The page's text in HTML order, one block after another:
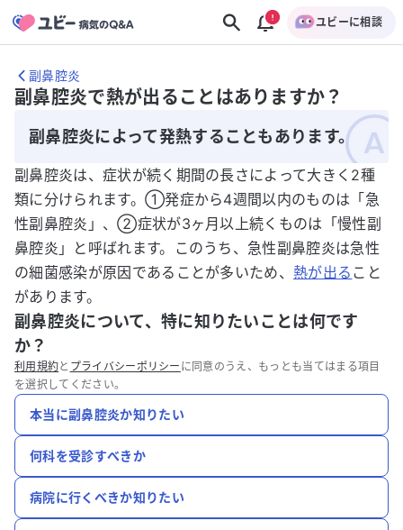
ユビーに相談
副鼻腔炎
副鼻腔炎で熱が出ることはありますか？
副鼻腔炎によって発熱することもあります。
副鼻腔炎は、症状が続く期間の長さによって大きく2種
類に分けられます。①発症から4週間以内のものは「急
性副鼻腔炎」、②症状が3ヶ月以上続くものは「慢性副
鼻腔炎」と呼ばれます。このうち、急性副鼻腔炎は急性
の細菌感染が原因であることが多いため、 熱が出る こと
があります。
副鼻腔炎について、特に知りたいことは何です
か？
利用規約と プライバシーポリシー に同意のうえ、もっとも当てはまる項目
を選択してください。
本当に副鼻腔炎か知りたい
何科を受診すべきか
病院に行くべきか知りたい